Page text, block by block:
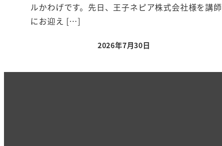
ルかわげです。先日、王子ネピア株式会社様を講師
にお迎え […]
2026年7月30日